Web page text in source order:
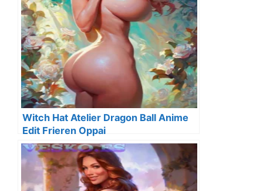
Witch Hat Atelier Dragon Ball Anime
Edit Frieren Oppai